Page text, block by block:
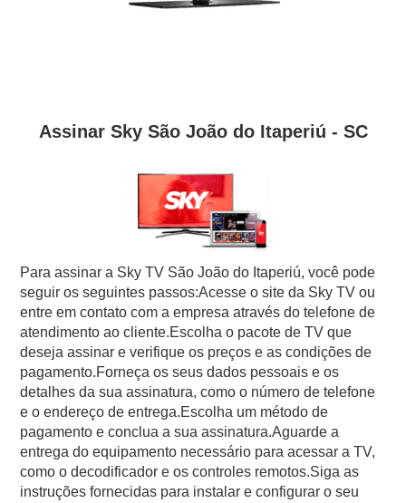
Assinar Sky São João do Itaperiú - SC
Para assinar a Sky TV São João do Itaperiú, você pode
seguir os seguintes passos:Acesse o site da Sky TV ou
entre em contato com a empresa através do telefone de
atendimento ao cliente.Escolha o pacote de TV que
deseja assinar e verifique os preços e as condições de
pagamento.Forneça os seus dados pessoais e os
detalhes da sua assinatura, como o número de telefone
e o endereço de entrega.Escolha um método de
pagamento e conclua a sua assinatura.Aguarde a
entrega do equipamento necessário para acessar a TV,
como o decodificador e os controles remotos.Siga as
instruções fornecidas para instalar e configurar o seu